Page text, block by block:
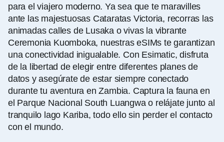
para el viajero moderno. Ya sea que te maravilles
ante las majestuosas Cataratas Victoria, recorras las
animadas calles de Lusaka o vivas la vibrante
Ceremonia Kuomboka, nuestras eSIMs te garantizan
una conectividad inigualable. Con Esimatic, disfruta
de la libertad de elegir entre diferentes planes de
datos y asegúrate de estar siempre conectado
durante tu aventura en Zambia. Captura la fauna en
el Parque Nacional South Luangwa o relájate junto al
tranquilo lago Kariba, todo ello sin perder el contacto
con el mundo.